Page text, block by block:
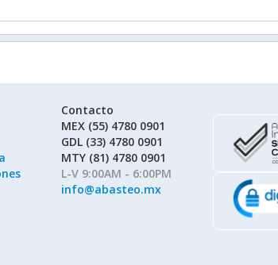
Contacto
MEX (55) 4780 0901
GDL (33) 4780 0901
MTY (81) 4780 0901
L-V 9:00AM - 6:00PM
info@abasteo.mx